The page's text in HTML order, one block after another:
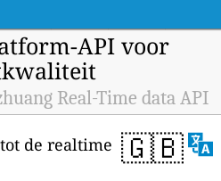
API voor
Real-Time data API
🇬🇧
de realtime